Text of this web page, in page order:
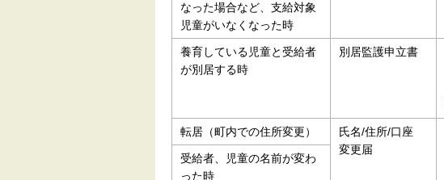
なった場合など、支給対象
児童がいなくなった時
養育している児童と受給者
が別居する時
別居監護申立書
転居（町内での住所変更）
氏名/住所/口座
変更届
受給者、児童の名前が変わ
った時